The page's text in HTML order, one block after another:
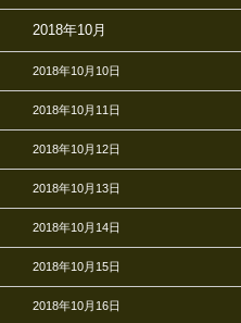
2018年10月
2018年10月10日
2018年10月11日
2018年10月12日
2018年10月13日
2018年10月14日
2018年10月15日
2018年10月16日